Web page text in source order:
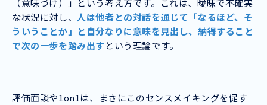
（意味づけ）」という考え方です。これは、曖昧で不確実
な状況に対し、人は他者との対話を通じて「なるほど、そ
ういうことか」と自分なりに意味を見出し、納得すること
で次の一歩を踏み出すという理論です。
評価面談や1on1は、まさにこのセンスメイキングを促す